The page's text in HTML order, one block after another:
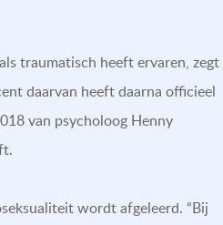
traumatisch heeft ervaren, zegt
daarvan heeft daarna officieel
van psycholoog Henny
wordt afgeleerd. “Bij